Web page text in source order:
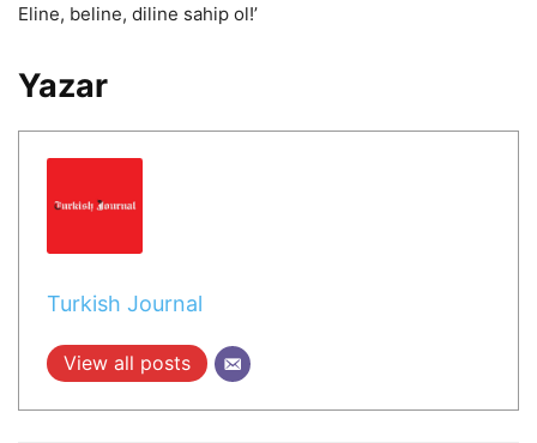
Eline, beline, diline sahip ol!’
Yazar
Turkish Journal
View all posts